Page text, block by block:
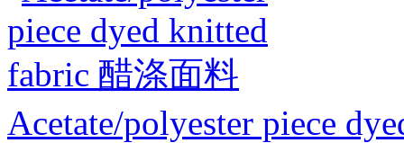
Acetate/polyester piece